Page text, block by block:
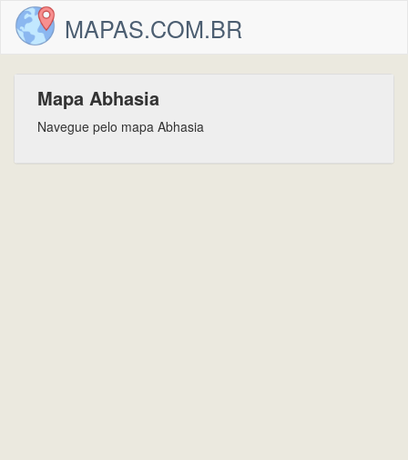
MAPAS.COM.BR
Mapa Abhasia
Navegue pelo mapa Abhasia